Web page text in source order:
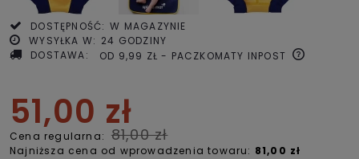
DOSTĘPNOŚĆ: W MAGAZYNIE
WYSYŁKA W: 24 GODZINY
DOSTAWA:
OD 9,99 ZŁ - PACZKOMATY INPOST
51,00 zł
Cena regularna: 81,00 zł
Najniższa cena od wprowadzenia towaru: 81,00 zł